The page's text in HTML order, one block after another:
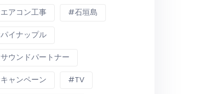
エアコン工事 石垣島
パイナップル
サウンドパートナー
キャンペーン TV